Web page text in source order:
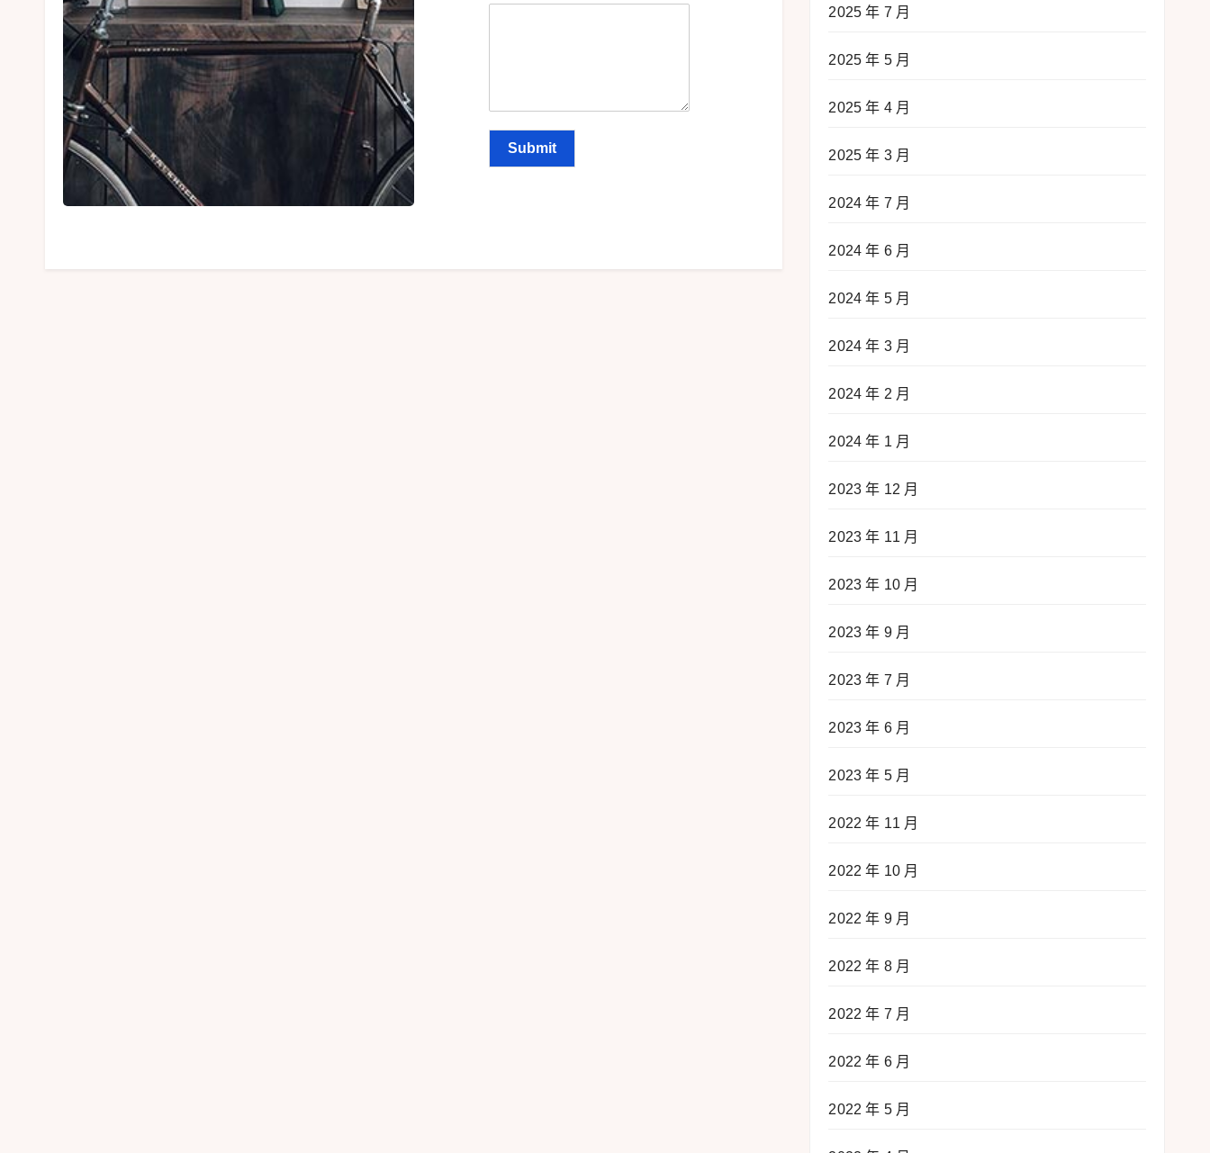
Submit
2025 年 7 月
2025 年 5 月
2025 年 4 月
2025 年 3 月
2024 年 7 月
2024 年 6 月
2024 年 5 月
2024 年 3 月
2024 年 2 月
2024 年 1 月
2023 年 12 月
2023 年 11 月
2023 年 10 月
2023 年 9 月
2023 年 7 月
2023 年 6 月
2023 年 5 月
2022 年 11 月
2022 年 10 月
2022 年 9 月
2022 年 8 月
2022 年 7 月
2022 年 6 月
2022 年 5 月